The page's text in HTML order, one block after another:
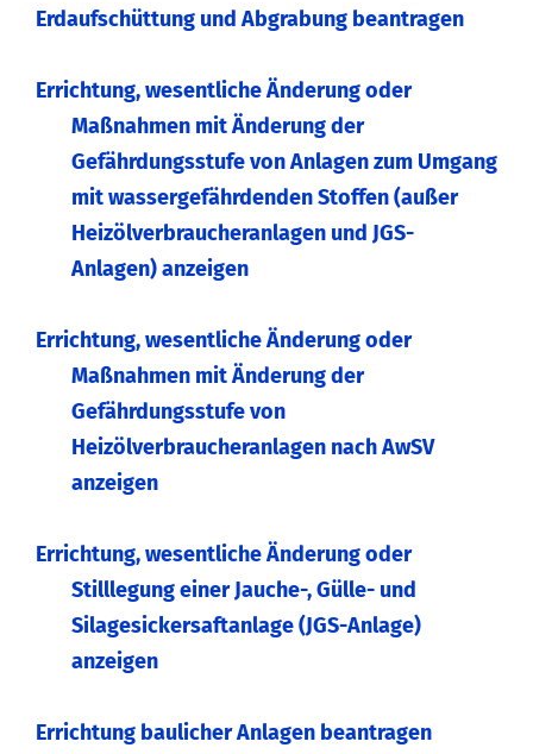
Erdaufschüttung und Abgrabung beantragen
Errichtung, wesentliche Änderung oder
Maßnahmen mit Änderung der
Gefährdungsstufe von Anlagen zum Umgang
mit wassergefährdenden Stoffen (außer
Heizölverbraucheranlagen und JGS-
Anlagen) anzeigen
Errichtung, wesentliche Änderung oder
Maßnahmen mit Änderung der
Gefährdungsstufe von
Heizölverbraucheranlagen nach AwSV
anzeigen
Errichtung, wesentliche Änderung oder
Stilllegung einer Jauche-, Gülle- und
Silagesickersaftanlage (JGS-Anlage)
anzeigen
Errichtung baulicher Anlagen beantragen